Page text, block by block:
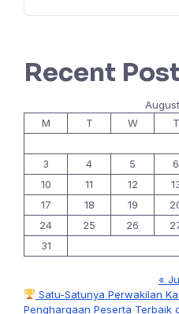
Recent
M
T W T
3
4 5 6
10
11 12
17
18 19
24
25 26
31
«
Satu-Satunya Perwakilan
Penghargaan Peserta Terbaik